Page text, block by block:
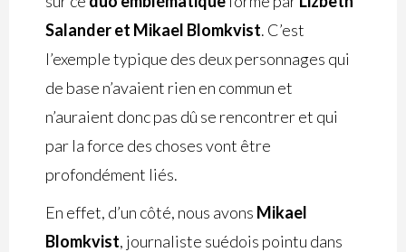
Salander et Mikael Blomkvist. C’est
l’exemple typique des deux personnages qui
de base n’avaient rien en commun et
n’auraient donc pas dû se rencontrer et qui
par la force des choses vont être
profondément liés.
En effet, d’un côté, nous avons Mikael
Blomkvist, journaliste suédois pointu dans